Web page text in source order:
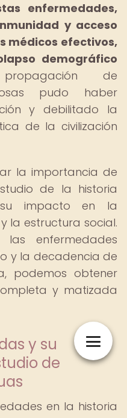
enfermedades,
y acceso
médicos efectivos,
demográfico
de
pudo haber
y debilitado la
de la civilización
la importancia de
de la historia
su impacto en la
la estructura social.
enfermedades
y la decadencia de
podemos obtener
y matizada
y su
de
en la historia